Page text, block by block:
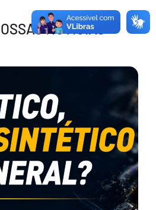
NOTÍCIAS